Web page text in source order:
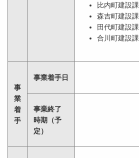
比内町建設課
森吉町建設課
田代町建設課
合川町建設課
事
業
着
手
事業着手日
事業終了
時期（予
定）